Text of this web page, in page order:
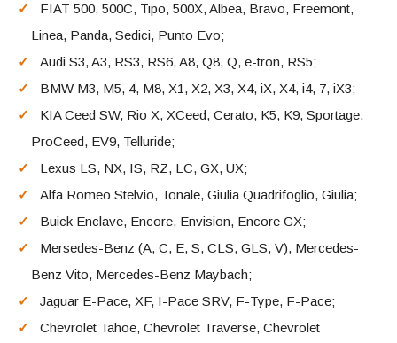
FIAT 500, 500C, Tipo, 500X, Albea, Bravo, Freemont,
Linea, Panda, Sedici, Punto Evo;
Audi S3, A3, RS3, RS6, A8, Q8, Q, e-tron, RS5;
BMW M3, M5, 4, M8, X1, X2, X3, X4, iX, X4, i4, 7, iX3;
KIA Ceed SW, Rio X, XCeed, Cerato, K5, K9, Sportage,
ProCeed, EV9, Telluride;
Lexus LS, NX, IS, RZ, LC, GX, UX;
Alfa Romeo Stelvio, Tonale, Giulia Quadrifoglio, Giulia;
Buick Enclave, Encore, Envision, Encore GX;
Mersedes-Benz (A, C, E, S, CLS, GLS, V), Mercedes-
Benz Vito, Mercedes-Benz Maybach;
Jaguar E-Pace, XF, I-Pace SRV, F-Type, F-Pace;
Chevrolet Tahoe, Chevrolet Traverse, Chevrolet